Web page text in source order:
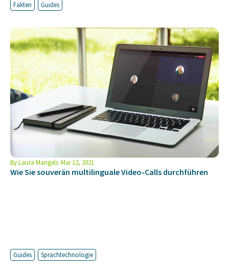
Fakten Guides
ByLaura Mangels Mai 12, 2021
Wie Sie souverän multilinguale Video-Calls durchführen
Guides Sprachtechnologie